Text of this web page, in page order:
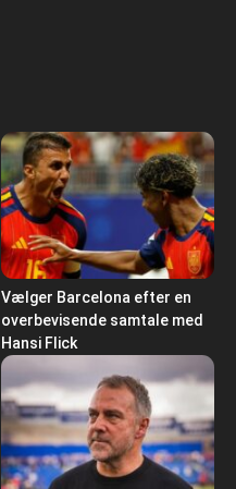
Vælger Barcelona efter en
overbevisende samtale med
Hansi Flick